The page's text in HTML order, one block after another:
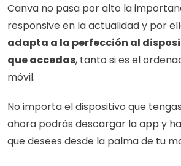
Canva no pasa por alto la
responsive en la actualidad y por
adapta a la perfección al
que accedas, tanto si es el
móvil.
No importa el dispositivo que
ahora podrás descargar la app y
que desees desde la palma de tu